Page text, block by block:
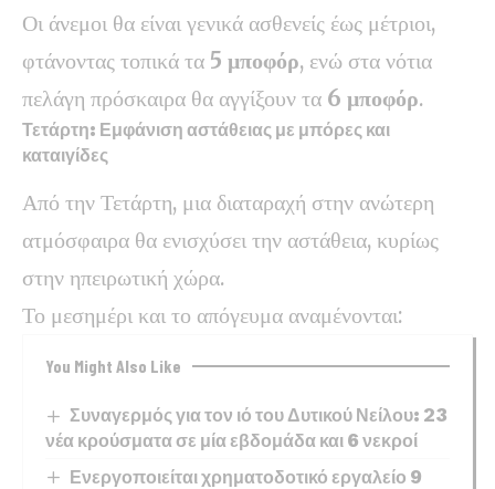
Οι άνεμοι θα είναι γενικά ασθενείς έως μέτριοι,
φτάνοντας τοπικά τα 5 μποφόρ, ενώ στα νότια
πελάγη πρόσκαιρα θα αγγίξουν τα 6 μποφόρ.
Τετάρτη: Εμφάνιση αστάθειας με μπόρες και
καταιγίδες
Από την Τετάρτη, μια διαταραχή στην ανώτερη
ατμόσφαιρα θα ενισχύσει την αστάθεια, κυρίως
στην ηπειρωτική χώρα.
Το μεσημέρι και το απόγευμα αναμένονται:
You Might Also Like
Συναγερμός για τον ιό του Δυτικού Νείλου: 23
νέα κρούσματα σε μία εβδομάδα και 6 νεκροί
Ενεργοποιείται χρηματοδοτικό εργαλείο 9